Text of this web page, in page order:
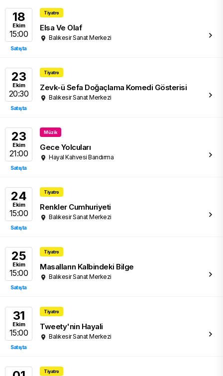
18
Ekim
15:00
Satışta
Tiyatro
Elsa Ve Olaf
Balıkesir Sanat Merkezi
23
Ekim
20:30
Satışta
Tiyatro
Zevk-ü Sefa Doğaçlama Komedi Gösterisi
Balıkesir Sanat Merkezi
23
Ekim
21:00
Satışta
Müzik
Gece Yolcuları
Hayal Kahvesi Bandırma
24
Ekim
15:00
Satışta
Tiyatro
Renkler Cumhuriyeti
Balıkesir Sanat Merkezi
25
Ekim
15:00
Satışta
Tiyatro
Masalların Kalbindeki Bilge
Balıkesir Sanat Merkezi
31
Ekim
15:00
Satışta
Tiyatro
Tweety'nin Hayali
Balıkesir Sanat Merkezi
Tiyatro